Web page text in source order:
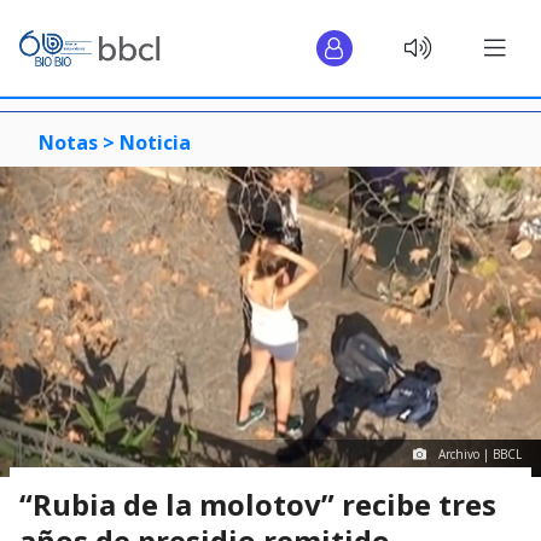
Notas > Noticia
Archivo | BBCL
“Rubia de la molotov” recibe tres